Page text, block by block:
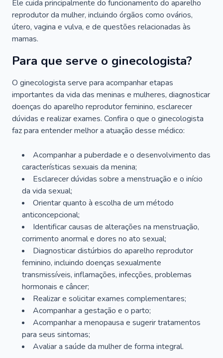
Ele cuida principalmente do funcionamento do aparelho
reprodutor da mulher, incluindo órgãos como ovários,
útero, vagina e vulva, e de questões relacionadas às
mamas.
Para que serve o ginecologista?
O ginecologista serve para acompanhar etapas
importantes da vida das meninas e mulheres, diagnosticar
doenças do aparelho reprodutor feminino, esclarecer
dúvidas e realizar exames. Confira o que o ginecologista
faz para entender melhor a atuação desse médico:
Acompanhar a puberdade e o desenvolvimento das
características sexuais da menina;
Esclarecer dúvidas sobre a menstruação e o início
da vida sexual;
Orientar quanto à escolha de um método
anticoncepcional;
Identificar causas de alterações na menstruação,
corrimento anormal e dores no ato sexual;
Diagnosticar distúrbios do aparelho reprodutor
feminino, incluindo doenças sexualmente
transmissíveis, inflamações, infecções, problemas
hormonais e câncer;
Realizar e solicitar exames complementares;
Acompanhar a gestação e o parto;
Acompanhar a menopausa e sugerir tratamentos
para seus sintomas;
Avaliar a saúde da mulher de forma integral.